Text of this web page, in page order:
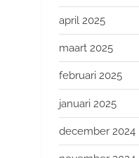
april 2025
maart 2025
februari 2025
januari 2025
december 2024